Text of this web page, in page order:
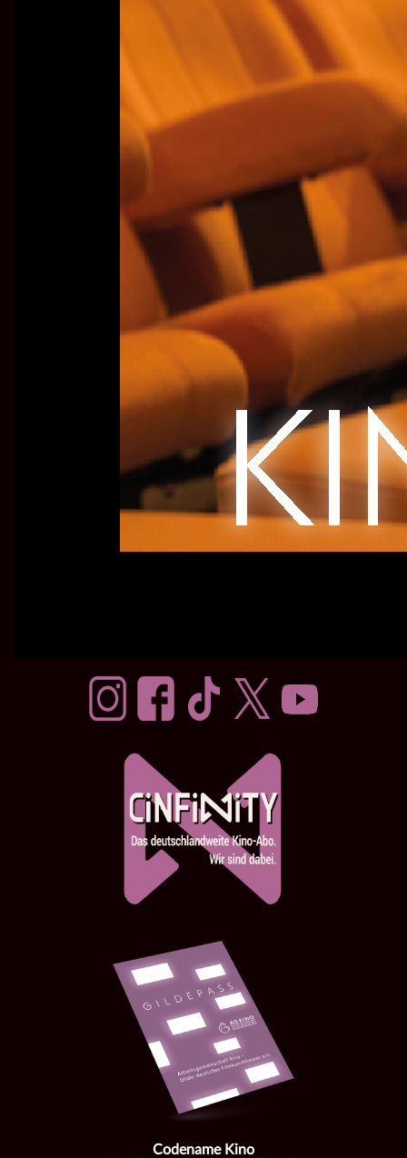
Codename Kino